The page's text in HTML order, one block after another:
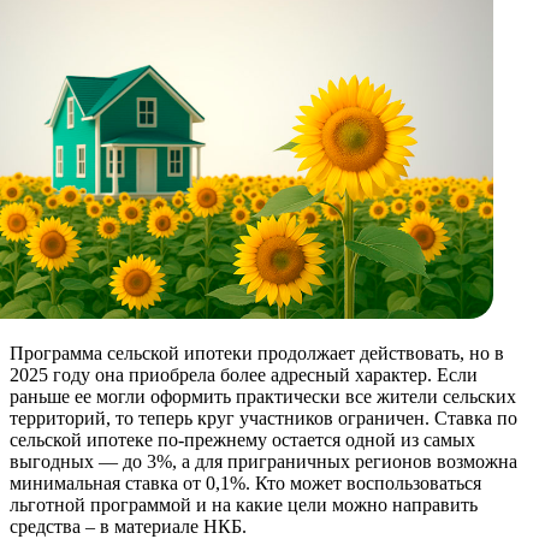
Программа сельской ипотеки продолжает действовать, но в
2025 году она приобрела более адресный характер. Если
раньше ее могли оформить практически все жители сельских
территорий, то теперь круг участников ограничен. Ставка по
сельской ипотеке по-прежнему остается одной из самых
выгодных — до 3%, а для приграничных регионов возможна
минимальная ставка от 0,1%. Кто может воспользоваться
льготной программой и на какие цели можно направить
средства – в материале НКБ.